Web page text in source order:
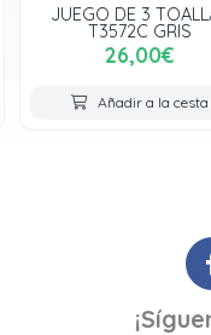
3 TOALLAS
a la cesta